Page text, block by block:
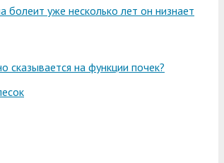
болеит уже несколько лет он низнает
сказывается на функции почек?